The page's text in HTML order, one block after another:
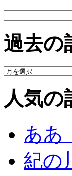
過去の
人気の
ああ
紀の